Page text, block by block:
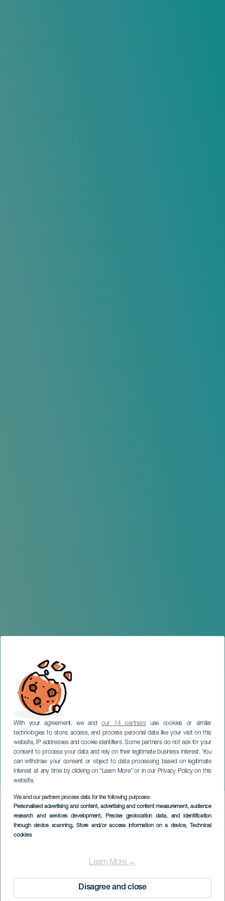
With your agreement, we andour 14 partnersuse cookies or similar
technologies to store, access, and process personal data like your visit on this
website, IP addresses and cookie identifiers. Some partners do not ask for your
consent to process your data and rely on their legitimate business interest. You
can withdraw your consent or object to data processing based on legitimate
interest at any time by clicking on “Learn More” or in our Privacy Policy on this
website.
We and our partners process data for the following purposes:
Personalised advertising and content, advertising and content measurement, audience
research and services development, Precise geolocation data, and identification
through device scanning, Store and/or access information on a device, Technical
cookies
Learn More →
Disagree and close
Den första
karnevalsdansen
TENERIFE
Imagen
Listado